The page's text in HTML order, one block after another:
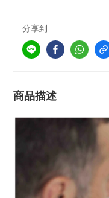
分享到
商品描述